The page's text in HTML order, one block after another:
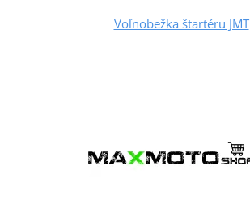
Voľnobežka štartéru JMT